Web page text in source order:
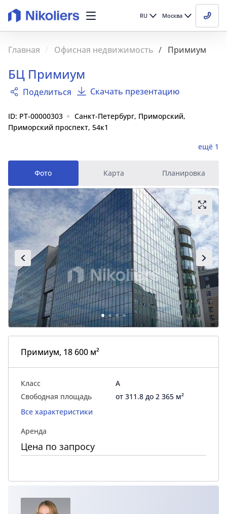
RU Москва
Главная Офисная недвижимость Примиум
БЦ Примиум
Поделиться Скачать презентацию
ID: PT-00000303
Санкт-Петербург, Приморский,
Приморский проспект, 54к1
ещё 1
Фото Карта Планировка
Примиум, 18 600 м²
Класс
A
Свободная площадь
от 311.8 до 2 365 м²
Все характеристики
Аренда
Цена по запросу